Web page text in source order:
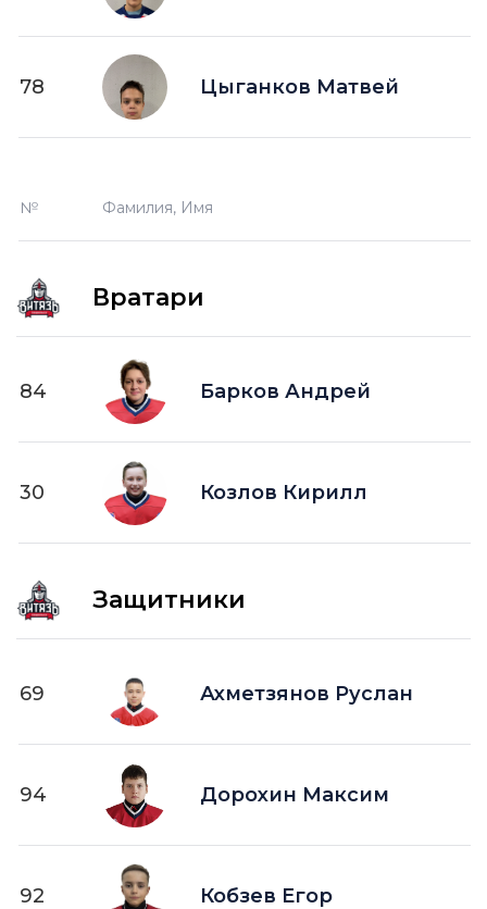
78 Цыганков Матвей
№ Фамилия, Имя
Вратари
84 Барков Андрей
30 Козлов Кирилл
Защитники
69 Ахметзянов Руслан
94 Дорохин Максим
92 Кобзев Егор